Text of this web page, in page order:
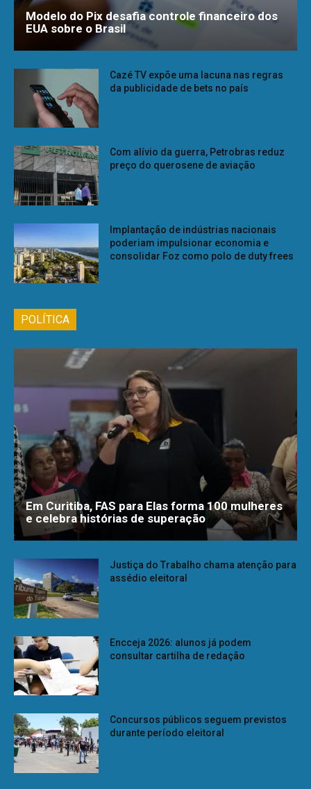
Modelo do Pix desafia controle financeiro dos
EUA sobre o Brasil
Cazé TV expõe uma lacuna nas regras
da publicidade de bets no país
Com alívio da guerra, Petrobras reduz
preço do querosene de aviação
Implantação de indústrias nacionais
poderiam impulsionar economia e
consolidar Foz como polo de duty frees
POLÍTICA
Em Curitiba, FAS para Elas forma 100 mulheres
e celebra histórias de superação
Justiça do Trabalho chama atenção para
assédio eleitoral
Encceja 2026: alunos já podem
consultar cartilha de redação
Concursos públicos seguem previstos
durante período eleitoral